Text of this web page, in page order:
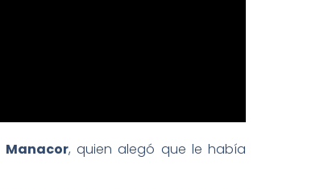
Manacor, quien alegó que le había